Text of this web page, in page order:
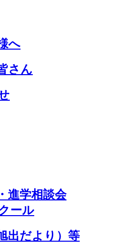
へ
さん
進学相談会
ール
出だより）等